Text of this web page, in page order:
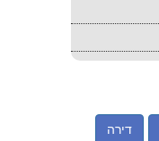
דירה